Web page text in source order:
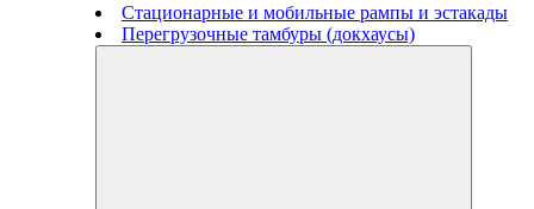
Стационарные и мобильные рампы и эстакады
Перегрузочные тамбуры (докхаусы)